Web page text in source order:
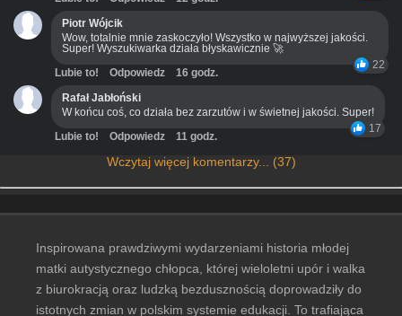
Piotr Wójcik
Wow, totalnie mnie zaskoczyło! Wszystko w najwyższej jakości.
Super! Wyszukiwarka działa błyskawicznie 🚀
22
Lubie to! Odpowiedz
16 godz.
Rafał Jabłoński
W końcu coś, co działa bez zarzutów i w świetnej jakości. Super!
17
Lubie to! Odpowiedz 11 godz.
Wczytaj więcej komentarzy... (37)
Inspirowana prawdziwymi wydarzeniami historia młodej
matki autystycznego chłopca, której wieloletni upór i walka
z biurokracją oraz ludzką bezdusznością doprowadziły do
istotnych zmian w polskim systemie edukacji. To trafiająca